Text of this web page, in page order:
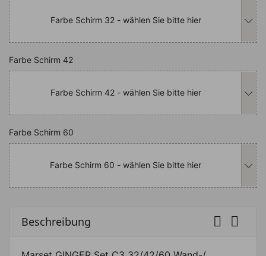
Farbe Schirm 32 - wählen Sie bitte hier
Nachfolgend können Sie das
Farbe Schirm 42
Farbe Schirm 42 - wählen Sie bitte hier
Nachfolgend können Sie das
Farbe Schirm 60
Farbe Schirm 60 - wählen Sie bitte hier
Beschreibung  